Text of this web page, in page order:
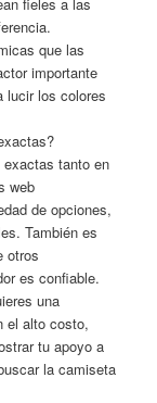
que las
importante
lucir los colores
tanto en
web
de opciones,
También es
otros
es confiable.
una
el alto costo,
tu apoyo a
la camiseta